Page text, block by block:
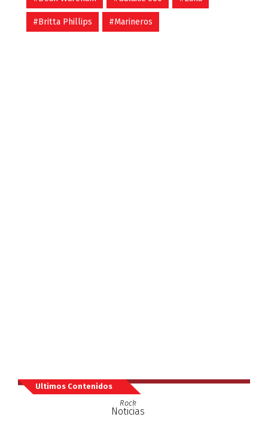
#Britta Phillips #Marineros
Ultimos Contenidos
Rock
Noticias